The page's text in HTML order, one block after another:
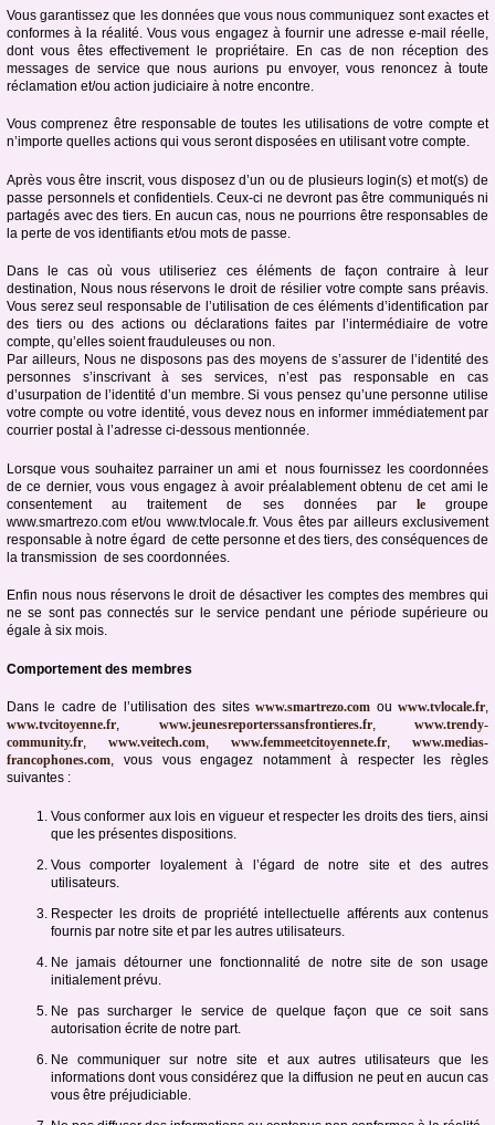
Vous garantissez que les données que vous nous communiquez sont exactes et
conformes à la réalité. Vous vous engagez à fournir une adresse e-mail réelle,
dont vous êtes effectivement le propriétaire. En cas de non réception des
messages de service que nous aurions pu envoyer, vous renoncez à toute
réclamation et/ou action judiciaire à notre encontre.
Vous comprenez être responsable de toutes les utilisations de votre compte et
n’importe quelles actions qui vous seront disposées en utilisant votre compte.
Après vous être inscrit, vous disposez d’un ou de plusieurs login(s) et mot(s) de
passe personnels et confidentiels. Ceux-ci ne devront pas être communiqués ni
partagés avec des tiers. En aucun cas, nous ne pourrions être responsables de
la perte de vos identifiants et/ou mots de passe.
Dans le cas où vous utiliseriez ces éléments de façon contraire à leur
destination, Nous nous réservons le droit de résilier votre compte sans préavis.
Vous serez seul responsable de l’utilisation de ces éléments d’identification par
des tiers ou des actions ou déclarations faites par l’intermédiaire de votre
compte, qu’elles soient frauduleuses ou non.
Par ailleurs, Nous ne disposons pas des moyens de s’assurer de l’identité des
personnes s’inscrivant à ses services, n’est pas responsable en cas
d’usurpation de l’identité d’un membre. Si vous pensez qu’une personne utilise
votre compte ou votre identité, vous devez nous en informer immédiatement par
courrier postal à l’adresse ci-dessous mentionnée.
Lorsque vous souhaitez parrainer un ami et nous fournissez les coordonnées
de ce dernier, vous vous engagez à avoir préalablement obtenu de cet ami le
consentement au traitement de ses données par legroupe
www.smartrezo.com et/ou www.tvlocale.fr. Vous êtes par ailleurs exclusivement
responsable à notre égard de cette personne et des tiers, des conséquences de
la transmission de ses coordonnées.
Enfin nous nous réservons le droit de désactiver les comptes des membres qui
ne se sont pas connectés sur le service pendant une période supérieure ou
égale à six mois.
Comportement des membres
Dans le cadre de l’utilisation des siteswww.smartrezo.com ouwww.tvlocale.fr,
www.tvcitoyenne.fr, www.jeunesreporterssansfrontieres.fr, www.trendy-
community.fr, www.veitech.com, www.femmeetcitoyennete.fr, www.medias-
francophones.com, vous vous engagez notamment à respecter les règles
suivantes :
Vous conformer aux lois en vigueur et respecter les droits des tiers, ainsi
que les présentes dispositions.
Vous comporter loyalement à l’égard de notre site et des autres
utilisateurs.
Respecter les droits de propriété intellectuelle afférents aux contenus
fournis par notre site et par les autres utilisateurs.
Ne jamais détourner une fonctionnalité de notre site de son usage
initialement prévu.
Ne pas surcharger le service de quelque façon que ce soit sans
autorisation écrite de notre part.
Ne communiquer sur notre site et aux autres utilisateurs que les
informations dont vous considérez que la diffusion ne peut en aucun cas
vous être préjudiciable.